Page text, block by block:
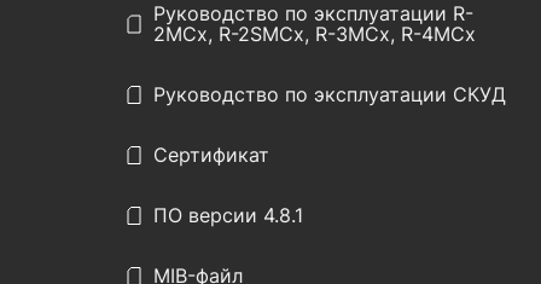
Руководство по эксплуатации R-
2MCx, R-2SMCx, R-3MCx, R-4MCx
Руководство по эксплуатации СКУД
Сертификат
ПО версии 4.8.1
MIB-файл